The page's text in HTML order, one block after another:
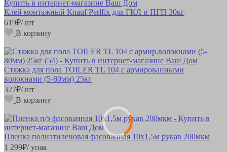
Клей монтажный Кnauf Perlfix для ГКЛ и ПГП 30кг
619₽/ шт
В корзину
Стяжка для пола TOILER TL 104 с армированными
волокнами (5-80мм) 25кг
327₽/ шт
В корзину
Пленка полиэтиленовая фасованная 10х1,5м рукав 200мкм
1 299₽/ упак